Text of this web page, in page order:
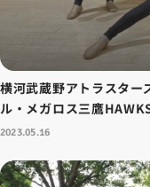
横河武蔵野アトラスター
ル・メガロス三鷹
2023.05.16